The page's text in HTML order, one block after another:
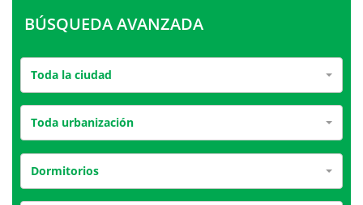
BÚSQUEDA AVANZADA
Toda la ciudad
Toda urbanización
Dormitorios